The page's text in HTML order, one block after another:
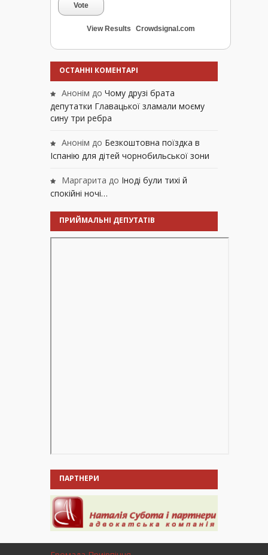
Vote
View Results Crowdsignal.com
ОСТАННІ КОМЕНТАРІ
Анонім до Чому друзі брата
депутатки Главацької зламали моєму
сину три ребра
Анонім до Безкоштовна поїздка в
Іспанію для дітей чорнобильської зони
Маргарита до Іноді були тихі й
спокійні ночі…
ПРИЙМАЛЬНІ ДЕПУТАТІВ
ПАРТНЕРИ